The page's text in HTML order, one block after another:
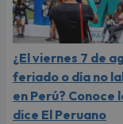
¿El viernes 7 de
feriado o día no
en Perú? Conoce
dice El Peruano